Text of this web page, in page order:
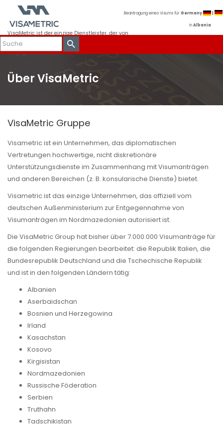
VisaMetric ist der einzige Dienstleister, der von
der Deutschen Botschaft in Tirana beauftragt
wurde, Visaanträge in Albanien
entgegenzunehmen.
Beantragung eines Visums fürGermany
inAlbania
Über VisaMetric
VisaMetric Gruppe
Visametric ist ein Unternehmen, das diplomatischen
Vertretungen hochwertige, nicht diskretionäre
Unterstützungsdienste im Zusammenhang mit Visumanträgen
und anderen Bereichen (z. B. konsularische Dienste) bietet.
Visametric ist das einzige Unternehmen, das offiziell vom
deutschen Außenministerium zur Entgegennahme von
Visumanträgen im Nordmazedonien autorisiert ist.
Die VisaMetric Group hat bisher über 7.000.000 Visumanträge für
die folgenden Regierungen bearbeitet: die Republik Italien, die
Bundesrepublik Deutschland und die Tschechische Republik
und ist in den folgenden Ländern tätig:
Albanien
Aserbaidschan
Bosnien und Herzegowina
Irland
Kasachstan
Kosovo
Kirgisistan
Nordmazedonien
Russische Föderation
Serbien
Truthahn
Tadschikistan